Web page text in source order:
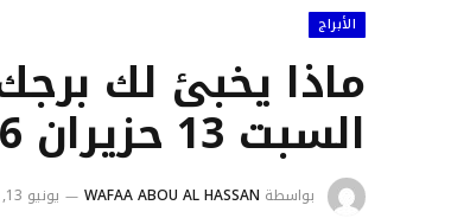
الأبراج
ماذا يخبئ لك
السبت 13 حزيران 2026؟
بواسطة WAFAA ABOU AL HASSAN يونيو 13, 2026